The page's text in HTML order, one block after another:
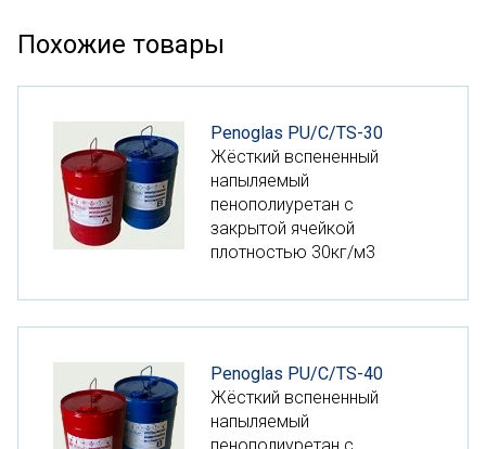
Похожие товары
Penoglas PU/C/TS-30
Жёсткий вспененный
напыляемый
пенополиуретан с
закрытой ячейкой
плотностью 30кг/м3
Penoglas PU/C/TS-40
Жёсткий вспененный
напыляемый